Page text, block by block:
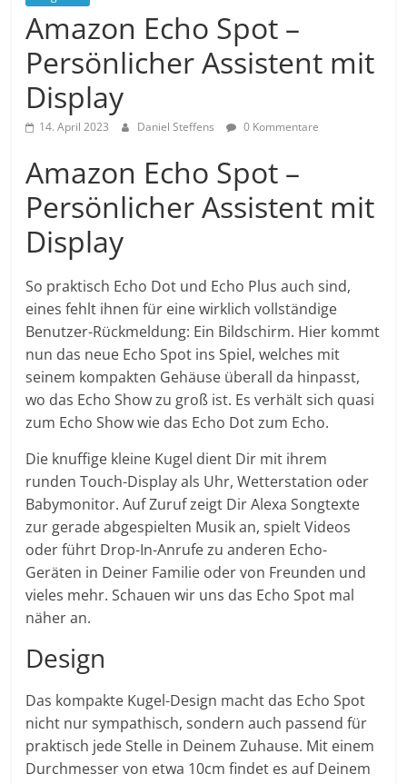
Amazon Echo Spot –
Persönlicher Assistent mit
Display
14. April 2023 Daniel Steffens 0 Kommentare
Amazon Echo Spot –
Persönlicher Assistent mit
Display
So praktisch Echo Dot und Echo Plus auch sind,
eines fehlt ihnen für eine wirklich vollständige
Benutzer-Rückmeldung: Ein Bildschirm. Hier kommt
nun das neue Echo Spot ins Spiel, welches mit
seinem kompakten Gehäuse überall da hinpasst,
wo das Echo Show zu groß ist. Es verhält sich quasi
zum Echo Show wie das Echo Dot zum Echo.
Die knuffige kleine Kugel dient Dir mit ihrem
runden Touch-Display als Uhr, Wetterstation oder
Babymonitor. Auf Zuruf zeigt Dir Alexa Songtexte
zur gerade abgespielten Musik an, spielt Videos
oder führt Drop-In-Anrufe zu anderen Echo-
Geräten in Deiner Familie oder von Freunden und
vieles mehr. Schauen wir uns das Echo Spot mal
näher an.
Design
Das kompakte Kugel-Design macht das Echo Spot
nicht nur sympathisch, sondern auch passend für
praktisch jede Stelle in Deinem Zuhause. Mit einem
Durchmesser von etwa 10cm findet es auf Deinem